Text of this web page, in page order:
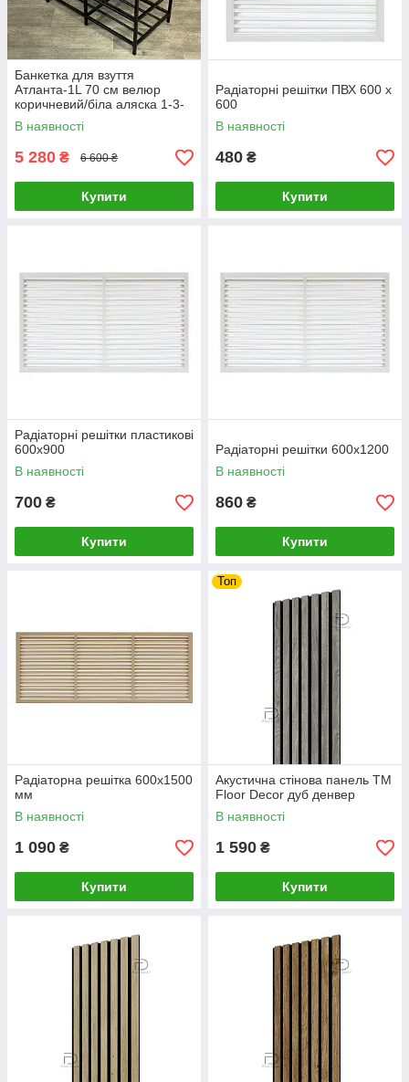
Банкетка для взуття
Атланта-1L 70 см велюр
коричневий/біла аляска 1-3-
9005
В наявності
5 280 ₴ 6 600 ₴
Купити
Радіаторні решітки ПВХ 600 х
600
В наявності
480 ₴
Купити
Радіаторні решітки пластикові
600х900
В наявності
700 ₴
Купити
Радіаторні решітки 600х1200
В наявності
860 ₴
Купити
Радіаторна решітка 600x1500
мм
В наявності
1 090 ₴
Купити
Топ
Акустична стінова панель ТМ
Floor Decor дуб денвер
В наявності
1 590 ₴
Купити